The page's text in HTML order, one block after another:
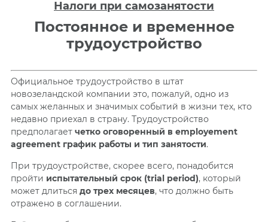
Налоги при самозанятости
Постоянное и временное
трудоустройство
Официальное трудоустройство в штат
новозеландской компании это, пожалуй, одно из
самых желанных и значимых событий в жизни тех, кто
недавно приехал в страну. Трудоустройство
предполагает четко оговоренный в employement
agreement график работы и тип занятости.
При трудоустройстве, скорее всего, понадобится
пройти испытательный срок (trial period), который
может длиться до трех месяцев, что должно быть
отражено в соглашении.